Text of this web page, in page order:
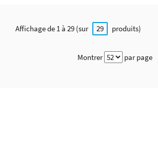
Affichage de 1 à 29 (sur 29 produits)
Montrer par page